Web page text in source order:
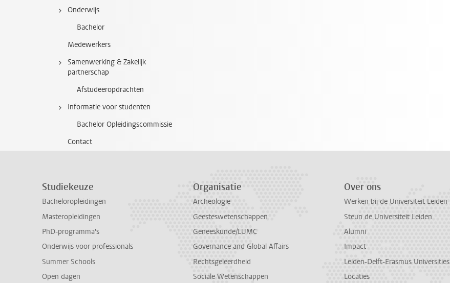
Onderwijs
Bachelor
Medewerkers
Samenwerking & Zakelijk
partnerschap
Afstudeeropdrachten
Informatie voor studenten
Bachelor Opleidingscommissie
Contact
Studiekeuze
Bacheloropleidingen
Masteropleidingen
PhD-programma's
Onderwijs voor professionals
Summer Schools
Open dagen
Organisatie
Archeologie
Geesteswetenschappen
Geneeskunde/LUMC
Governance and Global Affairs
Rechtsgeleerdheid
Sociale Wetenschappen
Over ons
Werken bij de Universiteit Leiden
Steun de Universiteit Leiden
Alumni
Impact
Leiden-Delft-Erasmus Universities
Locaties